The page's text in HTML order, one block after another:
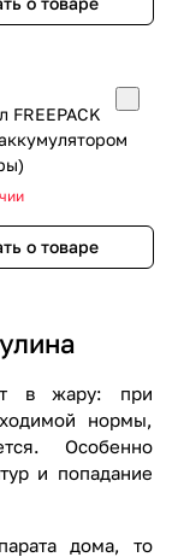
FREEPACK
о товаре
в жару: при
нормы,
Особенно
и попадание
дома, то